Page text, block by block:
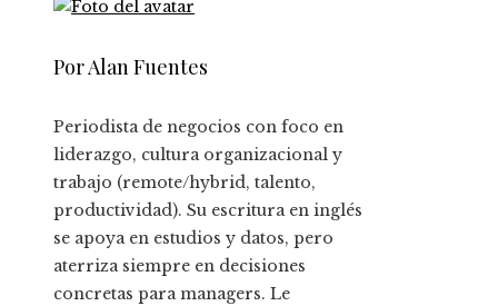
Por Alan Fuentes
Periodista de negocios con foco en
liderazgo, cultura organizacional y
trabajo (remote/hybrid, talento,
productividad). Su escritura en inglés
se apoya en estudios y datos, pero
aterriza siempre en decisiones
concretas para managers. Le